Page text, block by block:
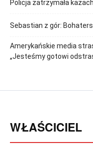
Policja zatrzymała
Sebastian z gór:
Amerykańskie media
„Jesteśmy gotowi
WŁAŚCICIEL